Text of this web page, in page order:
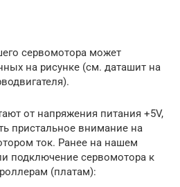
сервомотора может
на рисунке (см. даташит на
от напряжения питания +5V,
пристальное внимание на
ток. Ранее на нашем
подключение сервомотора к
(платам):